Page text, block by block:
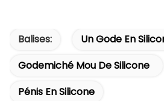
Balises:
Un Gode En
Godemiché Mou De Silicone
Pénis En Silicone